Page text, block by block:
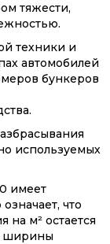
тяжести,
техники и
автомобилей
бункеров
используемых
имеет
что
на м² остается
ширины